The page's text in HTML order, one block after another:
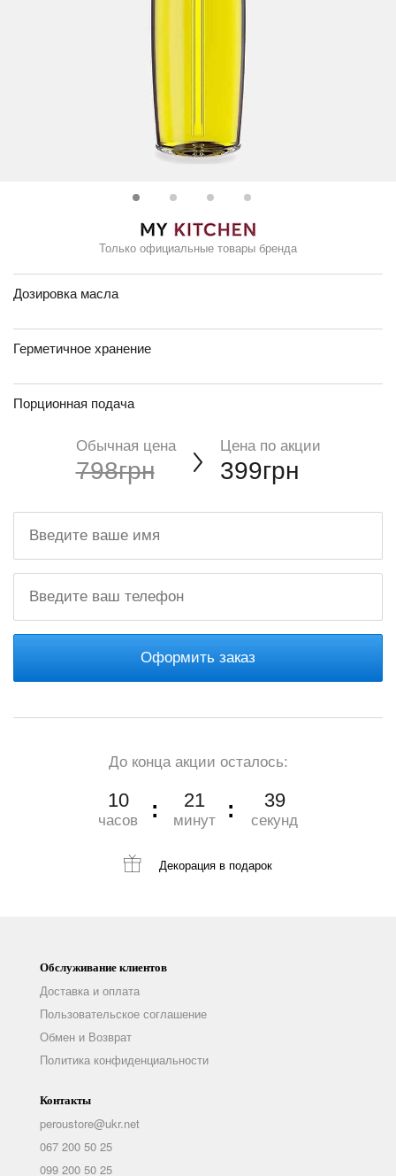
Только официальные товары бренда
Дозировка масла
Герметичное хранение
Порционная подача
Обычная цена
798грн
Цена по акции
399грн
Оформить заказ
До конца акции осталось:
10
часов
21
минут
36
секунд
Декорация в подарок
Обслуживание клиентов
Доставка и оплата
Пользовательское соглашение
Обмен и Возврат
Политика конфиденциальности
Контакты
peroustore@ukr.net
067 200 50 25
099 200 50 25